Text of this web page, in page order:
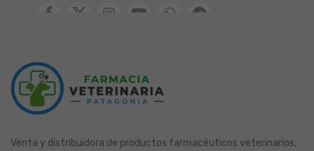
Venta y distribuidora de productos farmacéuticos veterinarios,